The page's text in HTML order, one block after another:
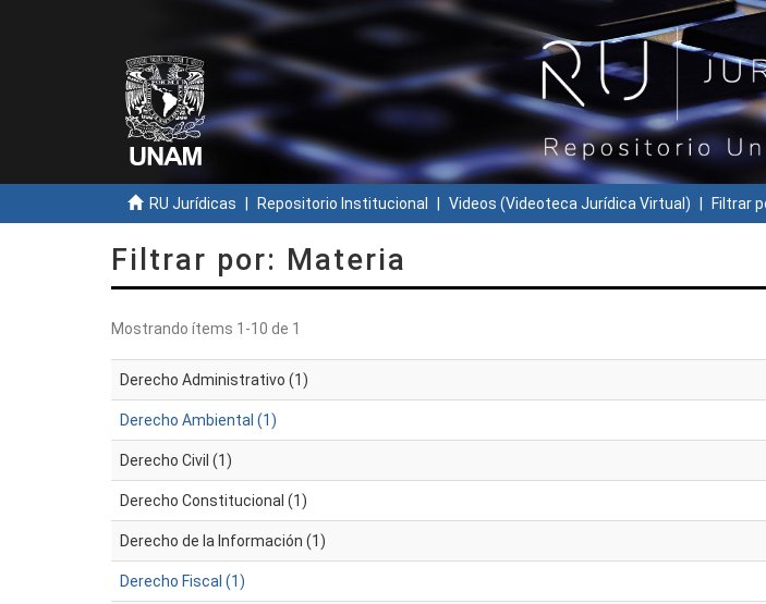
RU Jurídicas Repositorio Institucional Videos (Videoteca Jurídica Virtual) Filtrar
Filtrar por: Materia
Mostrando ítems 1-10 de 1
Derecho Administrativo (1)
Derecho Ambiental (1)
Derecho Civil (1)
Derecho Constitucional (1)
Derecho de la Información (1)
Derecho Fiscal (1)